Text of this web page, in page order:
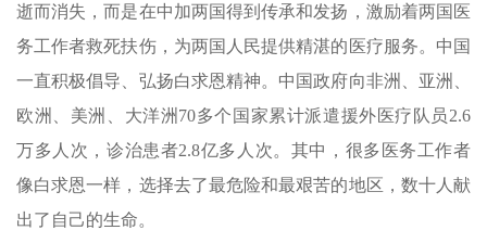
逝而消失，而是在中加两国得到传承和发扬，激励着两国医
务工作者救死扶伤，为两国人民提供精湛的医疗服务。中国
一直积极倡导、弘扬白求恩精神。中国政府向非洲、亚洲、
欧洲、美洲、大洋洲70多个国家累计派遣援外医疗队员2.6
万多人次，诊治患者2.8亿多人次。其中，很多医务工作者
像白求恩一样，选择去了最危险和最艰苦的地区，数十人献
出了自己的生命。